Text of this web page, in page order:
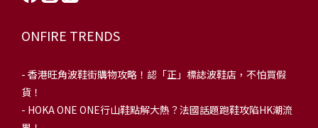
ONFIRE TRENDS
- 香港旺角波鞋街購物攻略！認「正」標誌波鞋店，不怕買假
貨！
- HOKA ONE ONE行山鞋點解大熱？法國話題跑鞋攻陷HK潮流